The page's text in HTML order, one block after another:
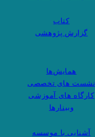
کتاب
گزارش پژوهشی
همایش‌ها
نشست های تخصصی
کارگاه های آموزشی
وبینارها
آشنایی با موسسه